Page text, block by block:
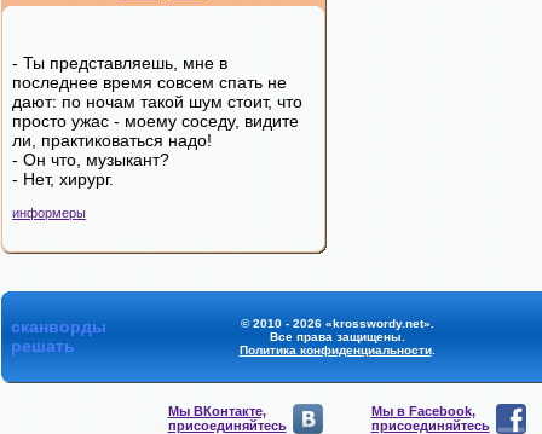
- Ты представляешь, мне в
последнее время совсем спать не
дают: по ночам такой шум стоит, что
просто ужас - моему соседу, видите
ли, практиковаться надо!
- Он что, музыкант?
- Нет, хирург.
информеры
сканворды
решать
© 2010 - 2026 «krosswordy.net».
Все права защищены.
Политика конфиденциальности.
Мы ВКонтакте,
присоединяйтесь
Мы в Facebook,
присоединяйтесь